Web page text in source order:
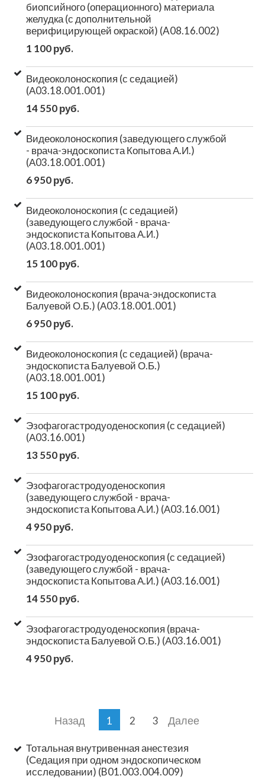
биопсийного (операционного) материала
желудка (с дополнительной
верифицирующей окраской) (A08.16.002)
1 100 руб.
Видеоколоноскопия (с седацией)
(А03.18.001.001)
14 550 руб.
Видеоколоноскопия (заведующего службой
- врача-эндоскописта Копытова А.И.)
(А03.18.001.001)
6 950 руб.
Видеоколоноскопия (с седацией)
(заведующего службой - врача-
эндоскописта Копытова А.И.)
(А03.18.001.001)
15 100 руб.
Видеоколоноскопия (врача-эндоскописта
Балуевой О.Б.) (А03.18.001.001)
6 950 руб.
Видеоколоноскопия (с седацией) (врача-
эндоскописта Балуевой О.Б.)
(А03.18.001.001)
15 100 руб.
Эзофагогастродуоденоскопия (с седацией)
(А03.16.001)
13 550 руб.
Эзофагогастродуоденоскопия
(заведующего службой - врача-
эндоскописта Копытова А.И.) (А03.16.001)
4 950 руб.
Эзофагогастродуоденоскопия (с седацией)
(заведующего службой - врача-
эндоскописта Копытова А.И.) (А03.16.001)
14 550 руб.
Эзофагогастродуоденоскопия (врача-
эндоскописта Балуевой О.Б.) (А03.16.001)
4 950 руб.
Назад 1 2 3 Далее
Тотальная внутривенная анестезия
(Седация при одном эндоскопическом
исследовании) (B01.003.004.009)